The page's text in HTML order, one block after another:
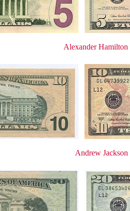
Alexander Hamilton
Andrew Jackson